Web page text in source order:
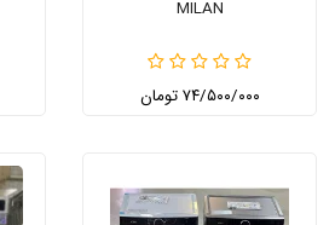
MILAN
۷۴/۵۰۰/۰۰۰ تومان